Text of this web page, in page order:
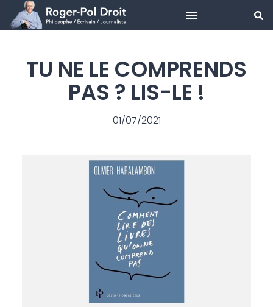
Aller
contenuTU NE LE COMPRENDS
PAS ? LIS-LE !
01/07/2021